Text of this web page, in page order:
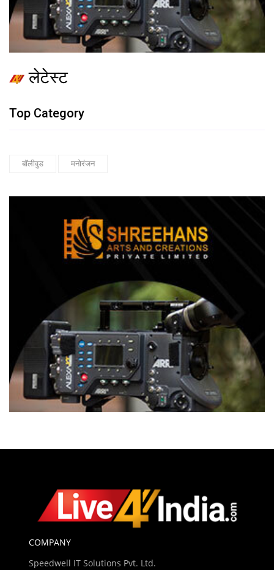
लेटेस्ट
Top Category
बॉलीवुड मनोरंजन
COMPANY
Speedwell IT Solutions Pvt. Ltd.